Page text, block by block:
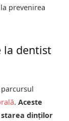
prevenirea
la dentist
. Aceste
dinților